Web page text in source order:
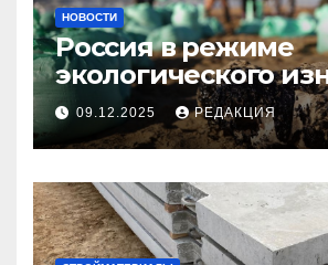
НОВОСТИ
Россия в режиме
экологического
09.12.2025 РЕДАКЦИЯ